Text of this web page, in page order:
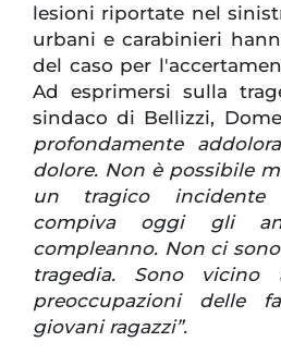
lesioni riportate nel
urbani e carabinieri
del caso per
Ad esprimersi sulla
sindaco di Bellizzi,
profondamente
dolore. Non è possibile
un tragico incidente
compiva oggi gli
compleanno. Non ci
tragedia. Sono
preoccupazioni delle
giovani ragazzi”.